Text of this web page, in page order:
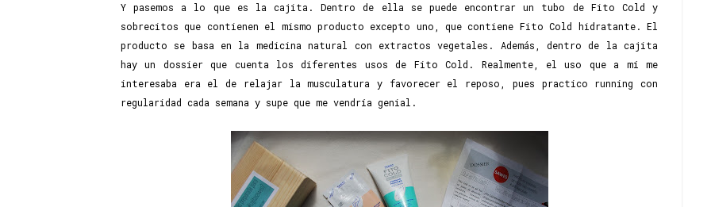
Y pasemos a lo que es la cajita. Dentro de ella se puede encontrar un tubo de Fito Cold y
sobrecitos que contienen el mismo producto excepto uno, que contiene Fito Cold hidratante. El
producto se basa en la medicina natural con extractos vegetales. Además, dentro de la cajita
hay un dossier que cuenta los diferentes usos de Fito Cold. Realmente, el uso que a mí me
interesaba era el de relajar la musculatura y favorecer el reposo, pues practico running con
regularidad cada semana y supe que me vendría genial.